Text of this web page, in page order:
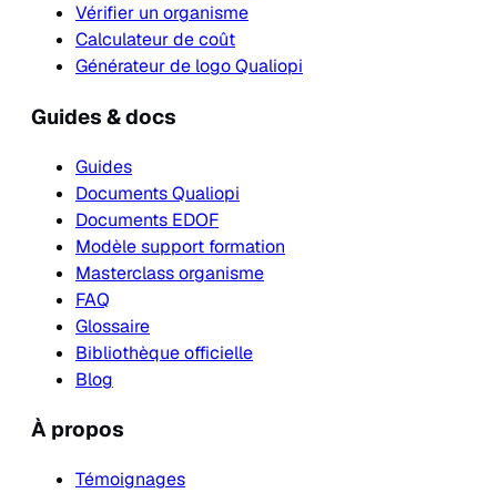
Vérifier un organisme
Calculateur de coût
Générateur de logo Qualiopi
Guides & docs
Guides
Documents Qualiopi
Documents EDOF
Modèle support formation
Masterclass organisme
FAQ
Glossaire
Bibliothèque officielle
Blog
À propos
Témoignages